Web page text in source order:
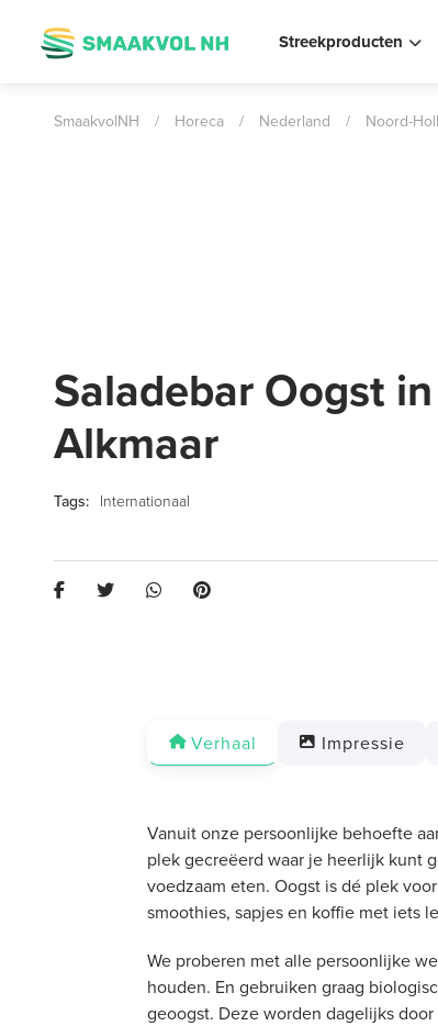
Streekproducten
SmaakvolNH / Horeca / Nederland / Noord-
Saladebar Oogst in
Alkmaar
Internationaal
Verhaal Impressie
Vanuit onze persoonlijke behoefte
plek gecreëerd waar je heerlijk kunt
voedzaam eten. Oogst is dé plek
smoothies, sapjes en koffie met iets
We proberen met alle persoonlijke
houden. En gebruiken graag
geoogst. Deze worden dagelijks